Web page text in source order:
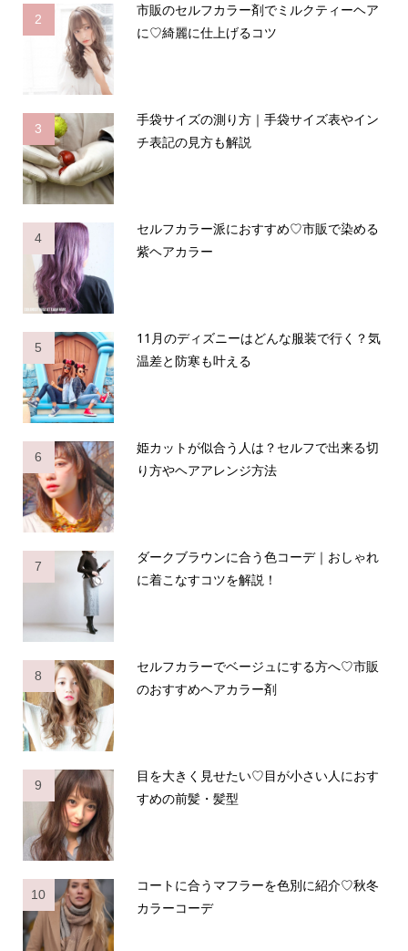
2
市販のセルフカラー剤でミルクティーヘア
に♡綺麗に仕上げるコツ
3
手袋サイズの測り方｜手袋サイズ表やイン
チ表記の見方も解説
4
セルフカラー派におすすめ♡市販で染める
紫ヘアカラー
5
11月のディズニーはどんな服装で行く？気
温差と防寒も叶える
6
姫カットが似合う人は？セルフで出来る切
り方やヘアアレンジ方法
7
ダークブラウンに合う色コーデ｜おしゃれ
に着こなすコツを解説！
8
セルフカラーでベージュにする方へ♡市販
のおすすめヘアカラー剤
9
目を大きく見せたい♡目が小さい人におす
すめの前髪・髪型
10
コートに合うマフラーを色別に紹介♡秋冬
カラーコーデ